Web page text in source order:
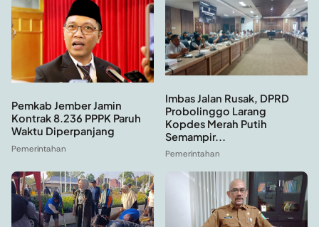
Pemkab Jember Jamin
Kontrak 8.236 PPPK Paruh
Waktu Diperpanjang
Pemerintahan
Imbas Jalan Rusak, DPRD
Probolinggo Larang
Kopdes Merah Putih
Semampir...
Pemerintahan